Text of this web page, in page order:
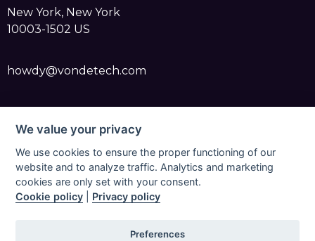
New York, New York
10003-1502 US
howdy@vondetech.com
Vondetech 2023 | All Rights Reserved |
वोंडे प्रो ऐप के लिए
गोपनीयता नीति|वोंडे प्रो ऐप के लिए सेवा की शर्तें
We value your privacy
We use cookies to ensure the proper functioning of our
website and to analyze traffic. Analytics and marketing
cookies are only set with your consent.
Cookie policy
Privacy policy
Preferences